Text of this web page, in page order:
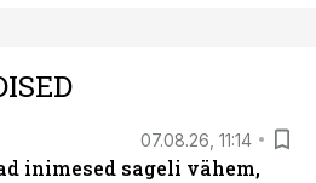
07.08.26, 11:14
inimesed sageli vähem,